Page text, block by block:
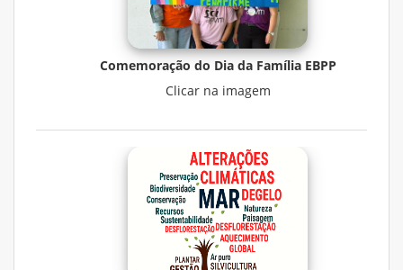
Comemoração do Dia da Família EBPP
Clicar na imagem